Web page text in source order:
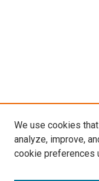
We use cookies
analyze, improve,
cookie preferences